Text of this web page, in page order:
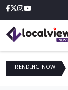
TRENDING NOW